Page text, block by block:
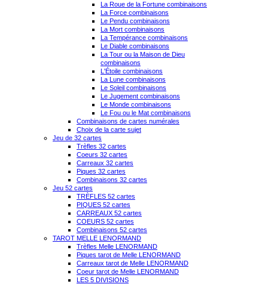
La Roue de la Fortune combinaisons
La Force combinaisons
Le Pendu combinaisons
La Mort combinaisons
La Tempérance combinaisons
Le Diable combinaisons
La Tour ou la Maison de Dieu
combinaisons
L'Étoile combinaisons
La Lune combinaisons
Le Soleil combinaisons
Le Jugement combinaisons
Le Monde combinaisons
Le Fou ou le Mat combinaisons
Combinaisons de cartes numérales
Choix de la carte sujet
Jeu de 32 cartes
Trèfles 32 cartes
Coeurs 32 cartes
Carreaux 32 cartes
Piques 32 cartes
Combinaisons 32 cartes
Jeu 52 cartes
TRÈFLES 52 cartes
PIQUES 52 cartes
CARREAUX 52 cartes
COEURS 52 cartes
Combinaisons 52 cartes
TAROT MELLE LENORMAND
Trèfles Melle LENORMAND
Piques tarot de Melle LENORMAND
Carreaux tarot de Melle LENORMAND
Coeur tarot de Melle LENORMAND
LES 5 DIVISIONS